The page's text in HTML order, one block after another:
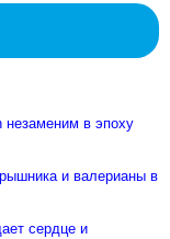
в эпоху
и валерианы в
сердце и